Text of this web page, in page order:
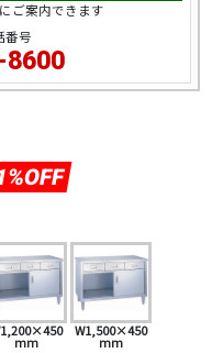
mm
W1,500×450
mm
ご案内できます
番号